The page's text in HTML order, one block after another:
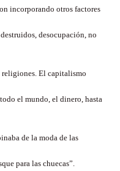
incorporando otros factores
desocupación, no
religiones. El capitalismo
el mundo, el dinero, hasta
de la moda de las
para las chuecas”.